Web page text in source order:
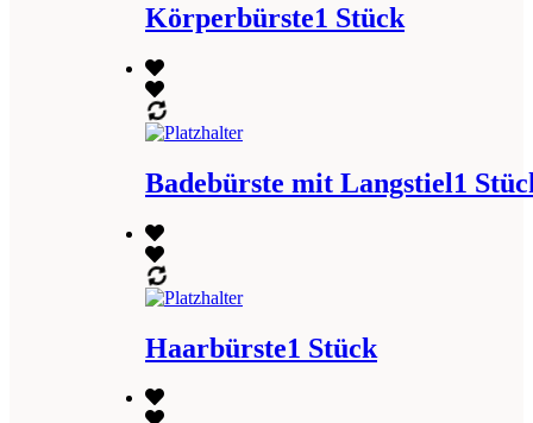
Körperbürste1 Stück
Badebürste mit Langstiel1
Haarbürste1 Stück